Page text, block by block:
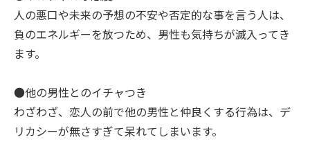
人の悪口や未来の予想の不安や否定的な事を言う人は、
負のエネルギーを放つため、男性も気持ちが滅入ってき
ます。
●他の男性とのイチャつき
わざわざ、恋人の前で他の男性と仲良くする行為は、デ
リカシーが無さすぎて呆れてしまいます。